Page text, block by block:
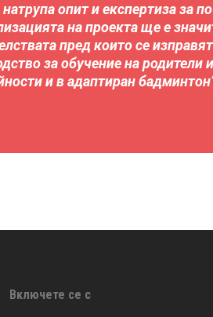
опит и експертиза за
на проекта ще е
пред които се
за обучение на родители
и в адаптиран
Включете се с